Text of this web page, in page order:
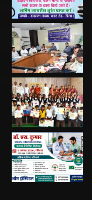
छत्तीसगढ़ न्यूज़